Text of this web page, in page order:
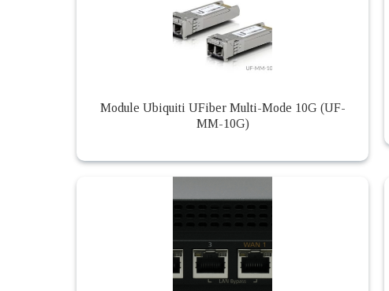
Module Ubiquiti UFiber Multi-Mode 10G (UF-
MM-10G)